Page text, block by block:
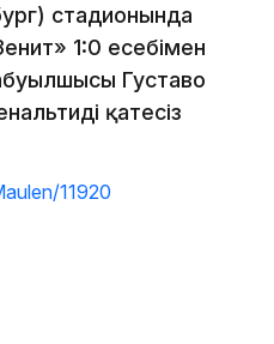
стадионында
1:0 есебімен
Густаво
қатесіз
11920